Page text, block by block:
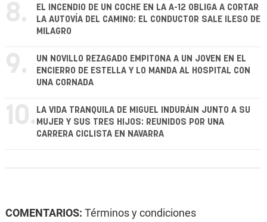
8.
EL INCENDIO DE UN COCHE EN LA A-12 OBLIGA A CORTAR
LA AUTOVÍA DEL CAMINO: EL CONDUCTOR SALE ILESO DE
MILAGRO
9.
UN NOVILLO REZAGADO EMPITONA A UN JOVEN EN EL
ENCIERRO DE ESTELLA Y LO MANDA AL HOSPITAL CON
UNA CORNADA
10. LA VIDA TRANQUILA DE MIGUEL INDURÁIN JUNTO A SU
MUJER Y SUS TRES HIJOS: REUNIDOS POR UNA
CARRERA CICLISTA EN NAVARRA
COMENTARIOS: Términos y condiciones